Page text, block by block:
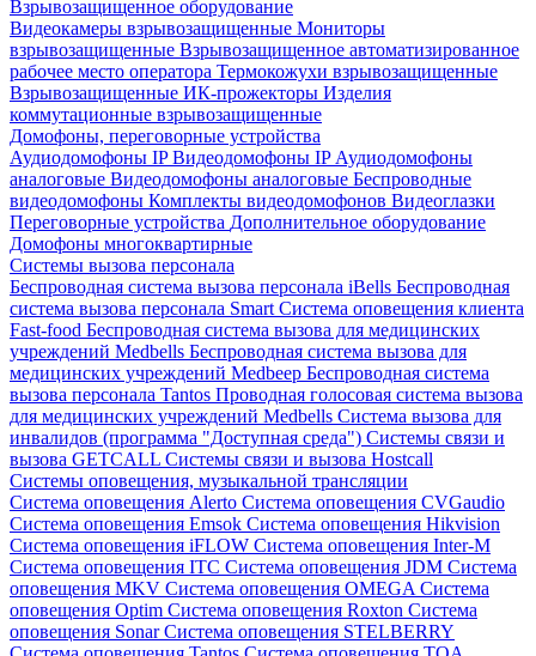
Взрывозащищенное оборудование
Видеокамеры взрывозащищенные Мониторы
взрывозащищенные Взрывозащищенное автоматизированное
рабочее место оператора Термокожухи взрывозащищенные
Взрывозащищенные ИК-прожекторы Изделия
коммутационные взрывозащищенные
Домофоны, переговорные устройства
Аудиодомофоны IPВидеодомофоны IP Аудиодомофоны
аналоговые Видеодомофоны аналоговые Беспроводные
видеодомофоны Комплекты видеодомофонов Видеоглазки
Переговорные устройства Дополнительное оборудование
Домофоны многоквартирные
Системы вызова персонала
Беспроводная система вызова персонала iBells Беспроводная
система вызова персонала Smart Система оповещения клиента
Fast-food Беспроводная система вызова для медицинских
учреждений Medbells Беспроводная система вызова для
медицинских учреждений Medbeep Беспроводная система
вызова персонала Tantos Проводная голосовая система вызова
для медицинских учреждений Medbells Система вызова для
инвалидов (программа "Доступная среда") Системы связи и
вызова GETCALL Системы связи и вызова Hostcall
Системы оповещения, музыкальной трансляции
Система оповещения Alerto Система оповещения CVGaudio
Система оповещения Emsok Система оповещения Hikvision
Система оповещения iFLOW Система оповещения Inter-M
Система оповещения ITC Система оповещения JDM Система
оповещения MKV Система оповещения OMEGA Система
оповещения Optim Система оповещения Roxton Система
оповещения SonarСистема оповещения STELBERRY